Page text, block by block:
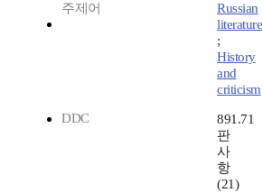
주제어
Russian
literature
;
History
and
criticism
DDC
891.71
판
사
항
(21)